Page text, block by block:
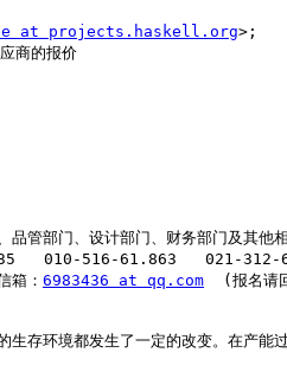
at projects.haskell.org>;
商的报价
海
品管部门、设计部门、财务部门及其他
010-516-61.863   021-
箱： 6983436 at qq.com
(报名请
生存环境都发生了一定的改变。在产